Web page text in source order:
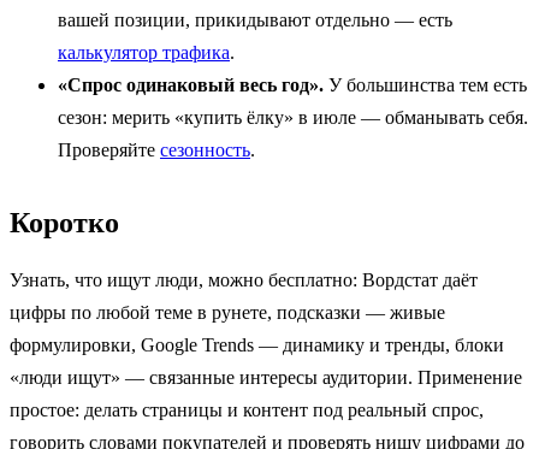
вашей позиции, прикидывают отдельно — есть
калькулятор трафика.
«Спрос одинаковый весь год». У большинства тем есть
сезон: мерить «купить ёлку» в июле — обманывать себя.
Проверяйте сезонность.
Коротко
Узнать, что ищут люди, можно бесплатно: Вордстат даёт
цифры по любой теме в рунете, подсказки — живые
формулировки, Google Trends — динамику и тренды, блоки
«люди ищут» — связанные интересы аудитории. Применение
простое: делать страницы и контент под реальный спрос,
говорить словами покупателей и проверять нишу цифрами до